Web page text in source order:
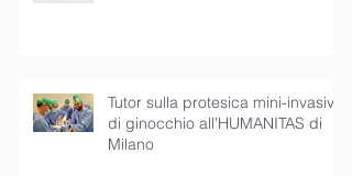
Tutor sulla protesica mini-invasiva
di ginocchio all'HUMANITAS di
Milano